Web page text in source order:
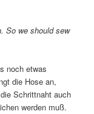
So we should sew
noch etwas
die Hose an,
Schrittnaht auch
werden muß.